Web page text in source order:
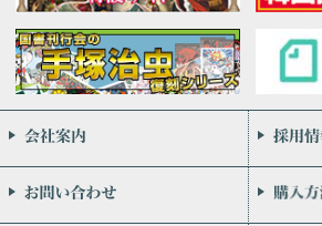
会社案内
お問い合わせ